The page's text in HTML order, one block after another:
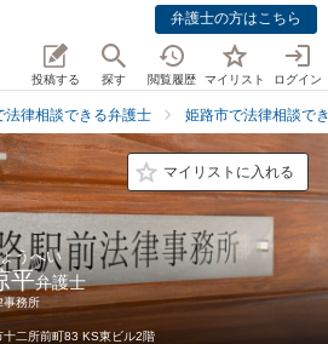
弁護士の方はこちら
投稿する 探す 閲覧履歴 マイリスト ログイン
法律相談できる弁護士 姫路市で法律相談で
マイリストに入れる
うへい
平弁護士
事務所
十二所前町83 KS東ビル2階